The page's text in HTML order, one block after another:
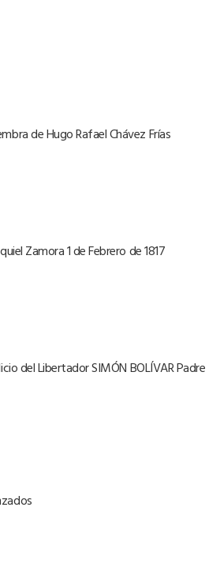
de Hugo Rafael Chávez Frías
Zamora 1 de Febrero de 1817
del Libertador SIMÓN BOLÍVAR Padre